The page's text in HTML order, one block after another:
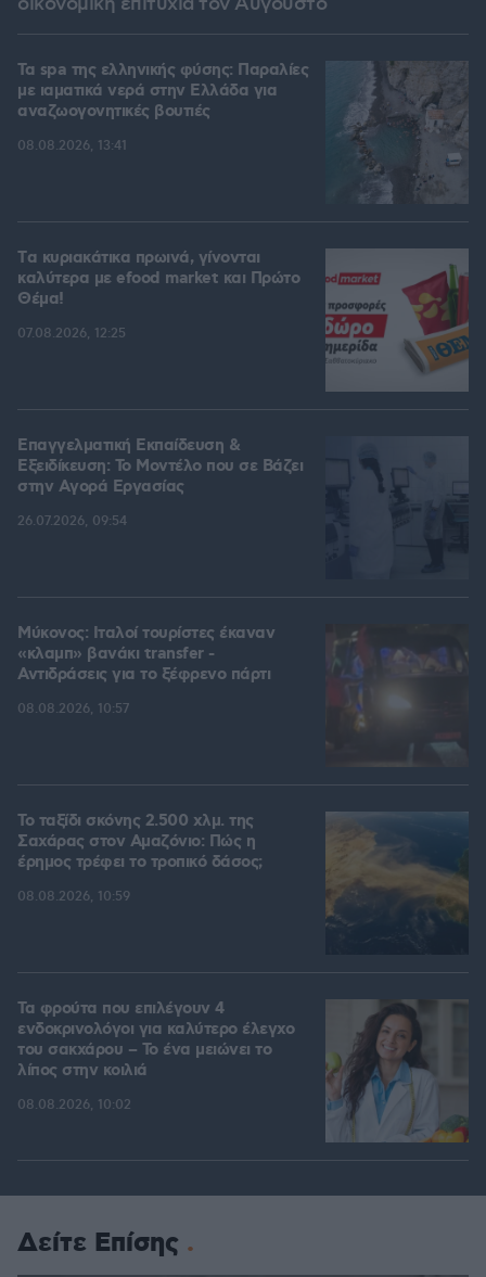
Τα spa της ελληνικής φύσης: Παραλίες
με ιαματικά νερά στην Ελλάδα για
αναζωογονητικές βουτιές
08.08.2026, 13:41
Tα κυριακάτικα πρωινά, γίνονται
καλύτερα με efood market και Πρώτο
Θέμα!
07.08.2026, 12:25
Επαγγελματική Εκπαίδευση &
Εξειδίκευση: Το Mοντέλο που σε Bάζει
στην Aγορά Eργασίας
26.07.2026, 09:54
Μύκονος: Ιταλοί τουρίστες έκαναν
«κλαμπ» βανάκι transfer -
Αντιδράσεις για το ξέφρενο πάρτι
08.08.2026, 10:57
Το ταξίδι σκόνης 2.500 χλμ. της
Σαχάρας στον Αμαζόνιο: Πώς η
έρημος τρέφει το τροπικό δάσος;
08.08.2026, 10:59
Τα φρούτα που επιλέγουν 4
ενδοκρινολόγοι για καλύτερο έλεγχο
του σακχάρου – Το ένα μειώνει το
λίπος στην κοιλιά
08.08.2026, 10:02
Δείτε Επίσης